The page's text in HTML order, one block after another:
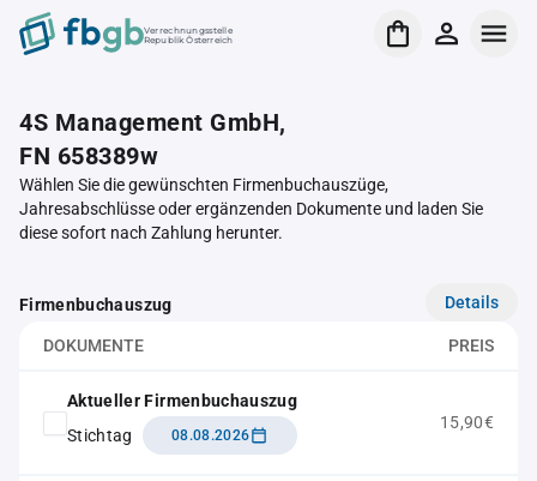
Verrechnungsstelle
Republik Österreich
4S Management GmbH,
FN 658389w
Wählen Sie die gewünschten Firmenbuchauszüge,
Jahresabschlüsse oder ergänzenden Dokumente und laden Sie
diese sofort nach Zahlung herunter.
Firmenbuchauszug Details
DOKUMENTE PREIS
Aktueller Firmenbuchauszug
Stichtag
08.08.2026
15,90€